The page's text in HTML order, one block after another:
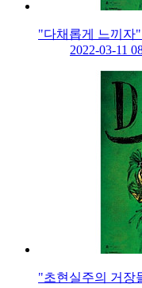
"다채롭게 느끼자
2022-03-11
"초현실주의 거장